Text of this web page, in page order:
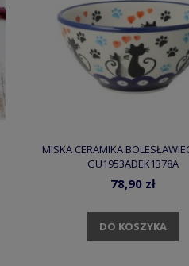
MISKA CERAMIKA
GU1953ADEK1378A
78,90 zł
DO KOSZYKA